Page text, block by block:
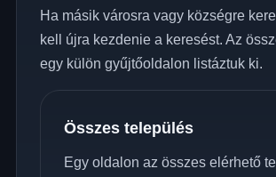
Ha másik városra vagy községre
kell újra kezdenie a keresést. Az
egy külön gyűjtőoldalon listáztuk ki.
Összes település
Egy oldalon az összes elérhető